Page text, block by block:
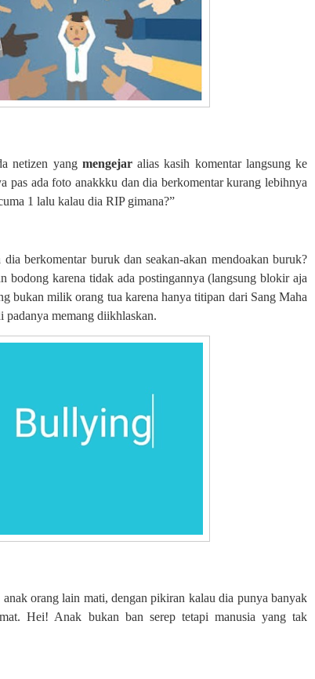
netizen yang mengejaralias kasih komentar langsung ke
pas ada foto anakkku dan dia berkomentar kurang lebihnya
1 lalu kalau dia RIP gimana?”
berkomentar buruk dan seakan-akan mendoakan buruk?
bodong karena tidak ada postingannya (langsung blokir aja
bukan milik orang tua karena hanya titipan dari Sang Maha
padanya memang diikhlaskan.
orang lain mati, dengan pikiran kalau dia punya banyak
Hei! Anak bukan ban serep tetapi manusia yang tak